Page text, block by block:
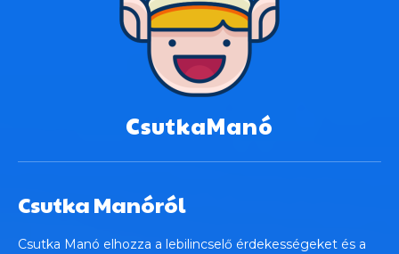
CsutkaManó
Csutka Manóról
Csutka Manó elhozza a lebilincselő érdekességeket és a